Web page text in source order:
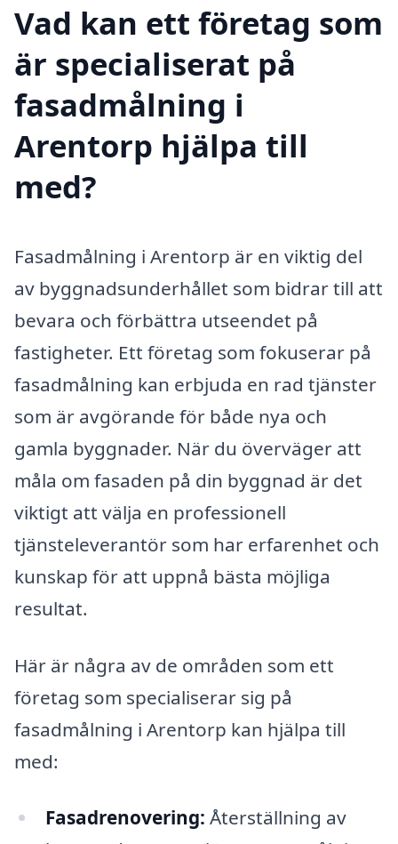
Vad kan ett företag som
är specialiserat på
fasadmålning i
Arentorp hjälpa till
med?
Fasadmålning i Arentorp är en viktig del
av byggnadsunderhållet som bidrar till att
bevara och förbättra utseendet på
fastigheter. Ett företag som fokuserar på
fasadmålning kan erbjuda en rad tjänster
som är avgörande för både nya och
gamla byggnader. När du överväger att
måla om fasaden på din byggnad är det
viktigt att välja en professionell
tjänsteleverantör som har erfarenhet och
kunskap för att uppnå bästa möjliga
resultat.
Här är några av de områden som ett
företag som specialiserar sig på
fasadmålning i Arentorp kan hjälpa till
med:
Fasadrenovering: Återställning av